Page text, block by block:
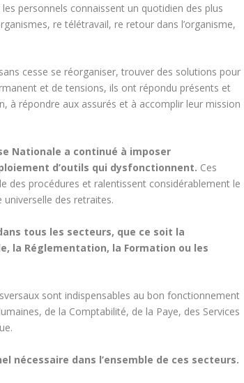
personnels connaissent un quotidien des plus
re télétravail, re retour dans l’organisme,
cesse se réorganiser, trouver des solutions pour
et de tensions, ils ont répondu présents et
à répondre aux assurés et à accomplir leur mission
Nationale a continué à imposer
d’outils qui dysfonctionnent. Ces
des procédures et ralentissent considérablement le
des retraites.
tous les secteurs, que ce soit la
la Réglementation, la Formation ou les
sont indispensables au bon fonctionnement
de la Comptabilité, de la Paye, des Services
nécessaire dans l’ensemble de ces secteurs.